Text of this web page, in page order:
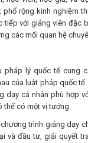
phổ rộng kinh nghiệm
tiếp với giảng viên đặc
các mối quan hệ
pháp lý quốc tế cung
của luật pháp quốc
dạy cá nhân phù hợp
thể có một vị tướng
trình giảng dạy
và đầu tư, giải quyết